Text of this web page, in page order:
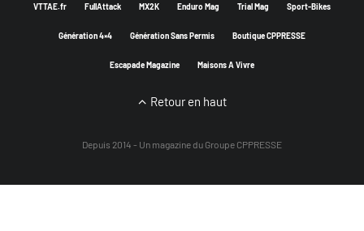
VTTAE.fr FullAttack MX2K Enduro Mag Trial Mag Sport-Bikes
Génération 4×4 Génération Sans Permis Boutique CPPRESSE
Escapade Magazine Maisons A Vivre
Retour en haut
Depuis 2014 - Un magazine du Groupe CPPRESSE